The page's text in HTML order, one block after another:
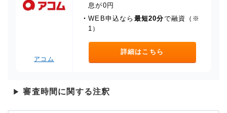
アコム
息が0円
・WEB申込なら 最短20分で融資（※
1）
詳細はこちら
▶ 審査時間に関する注釈